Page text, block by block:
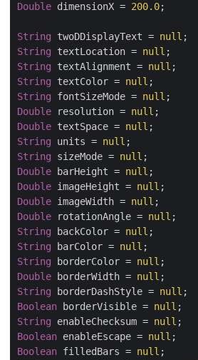
Double dimensionX = 200.0;
String twoDDisplayText = null
String textLocation = null
String textAlignment = null
String textColor = null
String fontSizeMode = null
Double resolution = null
Double textSpace = null
String units = null
String sizeMode = null
Double barHeight = null
Double imageHeight = null
Double imageWidth = null
Double rotationAngle = null
String backColor = null
String barColor = null
String borderColor = null
Double borderWidth = null
String borderDashStyle = null
Boolean borderVisible = null
String enableChecksum = null
Boolean enableEscape = null
Boolean filledBars = null